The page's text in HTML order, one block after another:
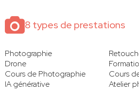
8 types de prestations
Photographie
Drone
Cours de Photographie
Cours
IA générative
Atelier